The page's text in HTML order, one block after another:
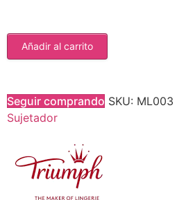
Añadir al carrito
Seguir comprando SKU: ML003
Sujetador